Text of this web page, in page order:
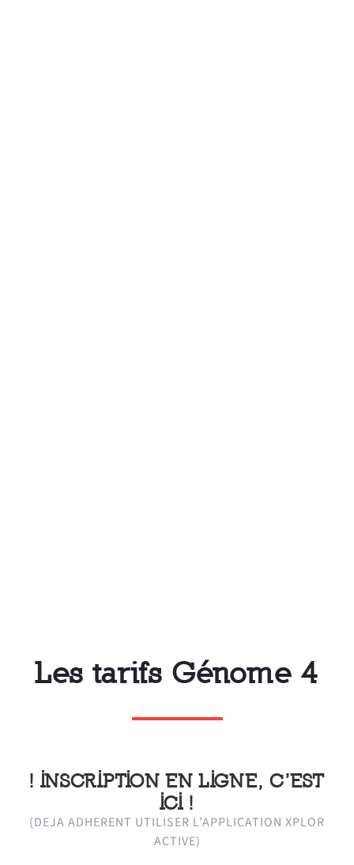
Les tarifs Génome 4
! INSCRIPTION EN LIGNE, C’EST
ICI !
(DEJA ADHERENT UTILISER L’APPLICATION XPLOR
ACTIVE)